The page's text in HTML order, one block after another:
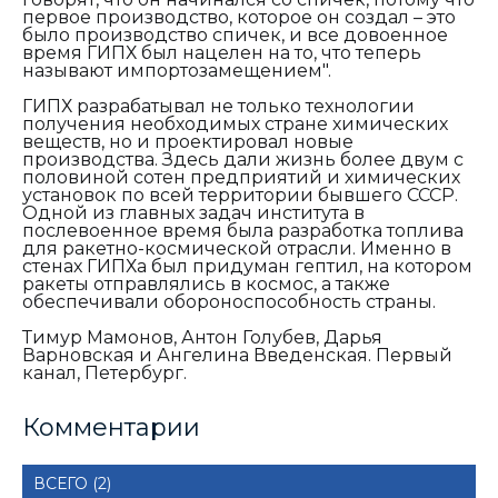
первое производство, которое он создал – это
было производство спичек, и все довоенное
время ГИПХ был нацелен на то, что теперь
называют импортозамещением".
ГИПХ разрабатывал не только технологии
получения необходимых стране химических
веществ, но и проектировал новые
производства. Здесь дали жизнь более двум с
половиной сотен предприятий и химических
установок по всей территории бывшего СССР.
Одной из главных задач института в
послевоенное время была разработка топлива
для ракетно-космической отрасли. Именно в
стенах ГИПХа был придуман гептил, на котором
ракеты отправлялись в космос, а также
обеспечивали обороноспособность страны.
Тимур Мамонов, Антон Голубев, Дарья
Варновская и Ангелина Введенская. Первый
канал, Петербург.
Комментарии
ВСЕГО (2)